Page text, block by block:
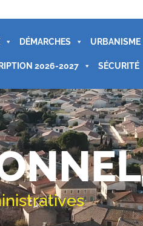
DÉMARCHES URBANISME
2026-2027 SÉCURITÉ